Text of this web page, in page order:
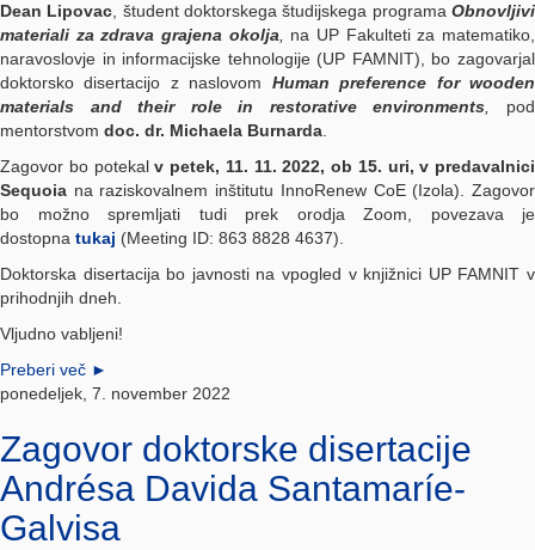
Dean Lipovac , študent doktorskega študijskega programaObnovljivi
materiali za zdrava grajena okolja
na UP Fakulteti za matematiko,
naravoslovje in informacijske tehnologije (UP FAMNIT), bo zagovarjal
doktorsko disertacijo z naslovom Human preference for wooden
materials and their role in restorative environments
pod
mentorstvom doc. dr. Michaela Burnarda
Zagovor bo potekalv petek, 11. 11. 2022, ob 15. uri, v predavalnici
Sequoia na raziskovalnem inštitutu InnoRenew CoE (Izola). Zagovor
bo možno spremljati tudi prek orodja Zoom, povezava je
dostopna tukaj (Meeting ID: 863 8828 4637).
Doktorska disertacija bo javnosti na vpogled v knjižnici UP FAMNIT v
prihodnjih dneh.
Vljudno vabljeni!
Preberi več ►
ponedeljek, 7. november 2022
Zagovor doktorske disertacije
Andrésa Davida Santamaríe-
Galvisa